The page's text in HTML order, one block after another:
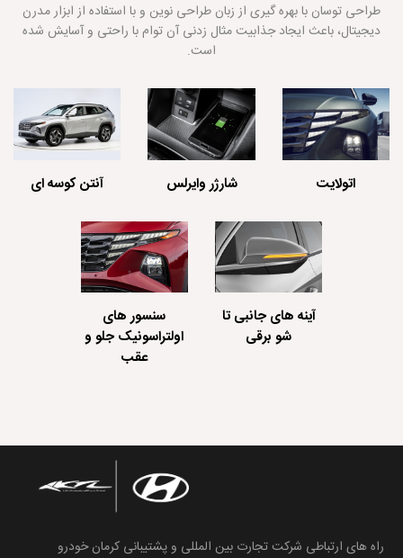
طراحی توسان با بهره گیری از زبان طراحی نوین و با استفاده از ابزار مدرن
دیجیتال، باعث ایجاد جذابیت مثال زدنی آن توام با راحتی و آسایش شده
است.
اتولایت شارژر وایرلس آنتن کوسه ای
آینه های جانبی تا
شو برقی
سنسور های
اولتراسونیک جلو و
عقب
راه های ارتباطی شرکت تجارت بین المللی و پشتیبانی کرمان خودرو